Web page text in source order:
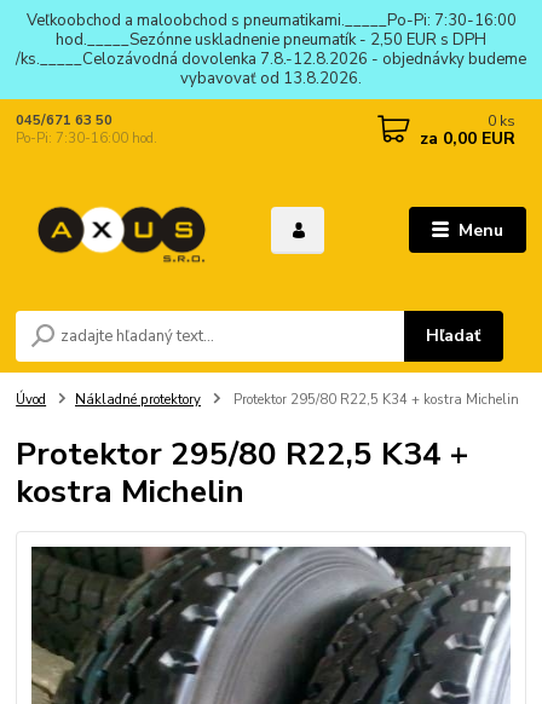
Veľkoobchod a maloobchod s pneumatikami._____Po-Pi: 7:30-16:00
hod._____Sezónne uskladnenie pneumatík - 2,50 EUR s DPH
/ks._____Celozávodná dovolenka 7.8.-12.8.2026 - objednávky budeme
vybavovať od 13.8.2026.
Menu
Hľadať
045/671 63 50
Po-Pi: 7:30-16:00 hod.
0 ks
za 0,00 EUR
Úvod Nákladné protektory Protektor 295/80 R22,5 K34 + kostra Michelin
Protektor 295/80 R22,5 K34 +
kostra Michelin